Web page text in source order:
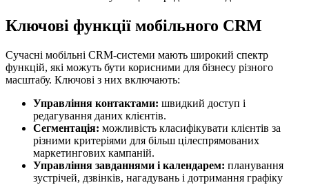
Ключові функції мобільного CRM
Сучасні мобільні CRM-системи мають широкий спектр
функцій, які можуть бути корисними для бізнесу різного
масштабу. Ключові з них включають:
Управління контактами: швидкий доступ і
редагування даних клієнтів.
Сегментація: можливість класифікувати клієнтів за
різними критеріями для більш цілеспрямованих
маркетингових кампаній.
Управління завданнями і календарем: планування
зустрічей, дзвінків, нагадувань і дотримання графіку